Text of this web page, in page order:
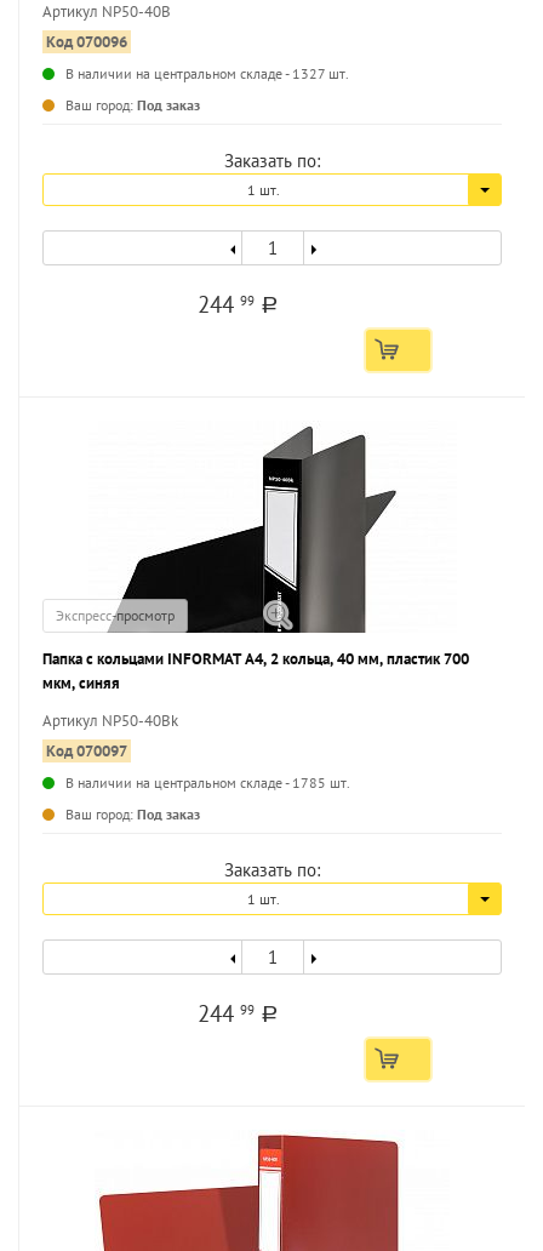
Артикул NP50-40B
Код 070096
В наличии на центральном складе - 1327 шт.
Ваш город: Под заказ
Заказать по:
1 шт.
24499 a
Экспресс-просмотр
Папка с кольцами INFORMAT А4, 2 кольца, 40 мм, пластик 700
мкм, синяя
Артикул NP50-40Bk
Код 070097
В наличии на центральном складе - 1785 шт.
Ваш город: Под заказ
Заказать по:
1 шт.
24499 a